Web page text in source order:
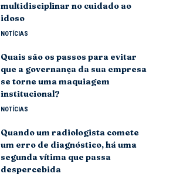
multidisciplinar no cuidado ao
idoso
NOTÍCIAS
Quais são os passos para evitar
que a governança da sua empresa
se torne uma maquiagem
institucional?
NOTÍCIAS
Quando um radiologista comete
um erro de diagnóstico, há uma
segunda vítima que passa
despercebida